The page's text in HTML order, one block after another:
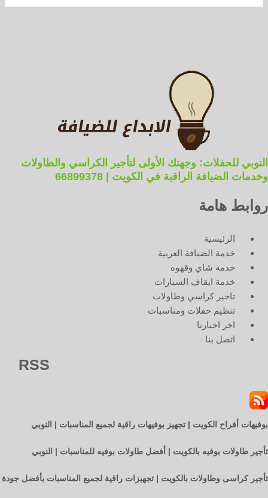
النوبي للحفلات: وجهتك الأولى لتأجير الكراسي والطاولات
وخدمات الضيافة الراقية في الكويت | 66899378
روابط هامة
الرئيسية
خدمة الضيافة العربية
خدمة شاي وقهوه
خدمة ايقاف السيارات
تاجير كراسي وطاولات
تنظيم حفلات ومناسبات
اخر اخبارنا
اتصل بنا
RSS
بوفيهات أفراح الكويت | تجهيز بوفيهات راقية لجميع المناسبات | النوبي
تأجير طاولات بوفيه بالكويت | أفضل طاولات بوفيه للمناسبات | النوبي
تأجير كراسى وطاولات بالكويت | تجهيزات راقية لجميع المناسبات بأفضل جودة